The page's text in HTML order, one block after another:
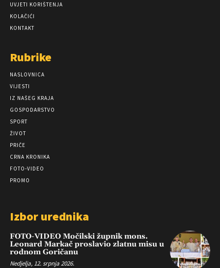
UVJETI KORIŠTENJA
KOLAČIĆI
KONTAKT
Rubrike
NASLOVNICA
VIJESTI
IZ NAŠEG KRAJA
GOSPODARSTVO
SPORT
ŽIVOT
PRIČE
CRNA KRONIKA
FOTO-VIDEO
PROMO
Izbor urednika
FOTO-VIDEO Močilski župnik mons.
Leonard Markač proslavio zlatnu misu u
rodnom Goričanu
Nedjelja, 12. srpnja 2026.